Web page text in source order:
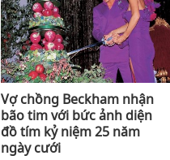
Vợ chồng Beckham nhận
bão tim với bức ảnh diện
đồ tím kỷ niệm 25 năm
ngày cưới